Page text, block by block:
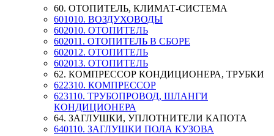
60. ОТОПИТЕЛЬ, КЛИМАТ-СИСТЕМА
601010. ВОЗДУХОВОДЫ
602010. ОТОПИТЕЛЬ
602011. ОТОПИТЕЛЬ В СБОРЕ
602012. ОТОПИТЕЛЬ
602013. ОТОПИТЕЛЬ
62. КОМПРЕССОР КОНДИЦИОНЕРА, ТРУБКИ
622310. КОМПРЕССОР
623110. ТРУБОПРОВОД, ШЛАНГИ
КОНДИЦИОНЕРА
64. ЗАГЛУШКИ, УПЛОТНИТЕЛИ КАПОТА
640110. ЗАГЛУШКИ ПОЛА КУЗОВА